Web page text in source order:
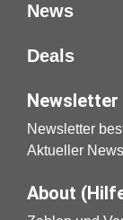
News
Deals
Newsletter
Newsletter
Aktueller
About